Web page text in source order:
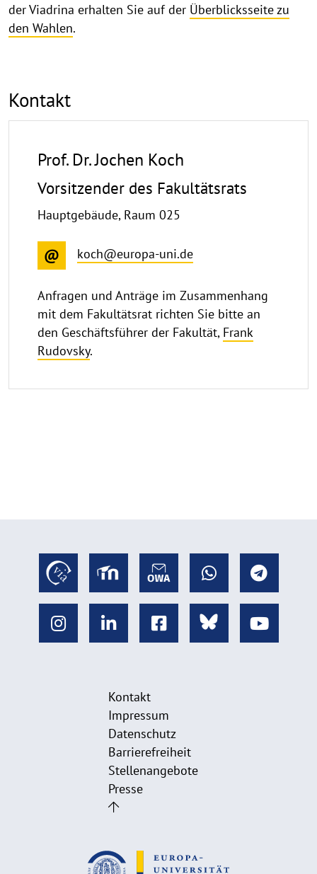
der Viadrina erhalten Sie auf der Überblicksseite zu
den Wahlen.
Kontakt
Prof. Dr. Jochen Koch
Vorsitzender des Fakultätsrats
Hauptgebäude, Raum 025
koch@europa-uni.de
Anfragen und Anträge im Zusammenhang
mit dem Fakultätsrat richten Sie bitte an
den Geschäftsführer der Fakultät, Frank
Rudovsky.
Kontakt
Impressum
Datenschutz
Barrierefreiheit
Stellenangebote
Presse